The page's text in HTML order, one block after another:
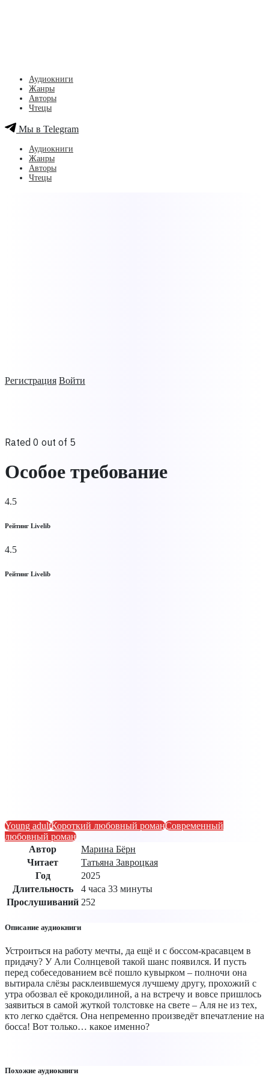
Регистрация Войти
Аудиокниги
Жанры
Авторы
Чтецы
Мы в Telegram
Аудиокниги
Жанры
Авторы
Чтецы
Rated 0 out of 5
Особое требование
4.5
Рейтинг Livelib
4.5
Рейтинг Livelib
Young adultКороткий любовный романСовременный
любовный роман
Автор
Марина Бёрн
Читает
Татьяна Завроцкая
Год
2025
Длительность
4 часа 33 минуты
Прослушиваний 252
Описание аудиокниги
Устроиться на работу мечты, да ещё и с боссом-красавцем в
придачу? У Али Солнцевой такой шанс появился. И пусть
перед собеседованием всё пошло кувырком – полночи она
вытирала слёзы расклеившемуся лучшему другу, прохожий с
утра обозвал её крокодилиной, а на встречу и вовсе пришлось
заявиться в самой жуткой толстовке на свете – Аля не из тех,
кто легко сдаётся. Она непременно произведёт впечатление на
босса! Вот только… какое именно?
Похожие аудиокниги